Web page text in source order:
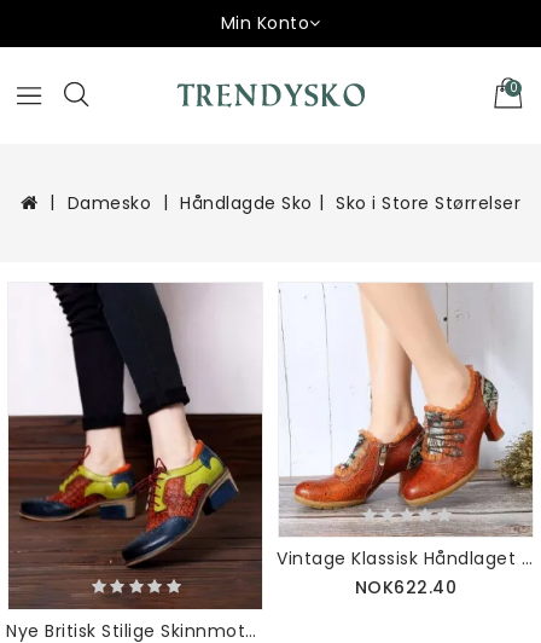
Min Konto
0
Damesko Håndlagde Sko Sko i Store Størrelser
Nye Britisk Stilige Skinnmote Damesko 36-42
Vintage Klassisk Håndlaget Preget Søm Spansk Stil Damesko 36-42
NOK622.40